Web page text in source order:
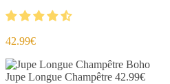
42.99€
Jupe Longue Champêtre 42.99€